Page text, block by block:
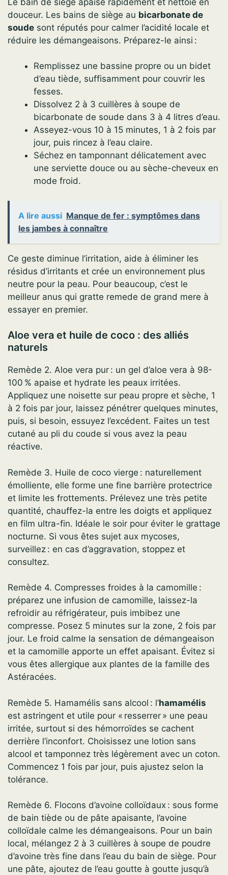
douceur. Les bains de siège au bicarbonate de
soude sont réputés pour calmer l’acidité locale et
réduire les démangeaisons. Préparez-le ainsi :
Remplissez une bassine propre ou un bidet
d’eau tiède, suffisamment pour couvrir les
fesses.
Dissolvez 2 à 3 cuillères à soupe de
bicarbonate de soude dans 3 à 4 litres d’eau.
Asseyez-vous 10 à 15 minutes, 1 à 2 fois par
jour, puis rincez à l’eau claire.
Séchez en tamponnant délicatement avec
une serviette douce ou au sèche-cheveux en
mode froid.
A lire aussi Manque de fer : symptômes dans
les jambes à connaître
Ce geste diminue l’irritation, aide à éliminer les
résidus d’irritants et crée un environnement plus
neutre pour la peau. Pour beaucoup, c’est le
meilleur anus qui gratte remede de grand mere à
essayer en premier.
Aloe vera et huile de coco : des alliés
naturels
Remède 2. Aloe vera pur : un gel d’aloe vera à 98-
100 % apaise et hydrate les peaux irritées.
Appliquez une noisette sur peau propre et sèche, 1
à 2 fois par jour, laissez pénétrer quelques minutes,
puis, si besoin, essuyez l’excédent. Faites un test
cutané au pli du coude si vous avez la peau
réactive.
Remède 3. Huile de coco vierge : naturellement
émolliente, elle forme une fine barrière protectrice
et limite les frottements. Prélevez une très petite
quantité, chauffez-la entre les doigts et appliquez
en film ultra-fin. Idéale le soir pour éviter le grattage
nocturne. Si vous êtes sujet aux mycoses,
surveillez : en cas d’aggravation, stoppez et
consultez.
Remède 4. Compresses froides à la camomille :
préparez une infusion de camomille, laissez-la
refroidir au réfrigérateur, puis imbibez une
compresse. Posez 5 minutes sur la zone, 2 fois par
jour. Le froid calme la sensation de démangeaison
et la camomille apporte un effet apaisant. Évitez si
vous êtes allergique aux plantes de la famille des
Astéracées.
Remède 5. Hamamélis sans alcool : l’hamamélis
est astringent et utile pour « resserrer » une peau
irritée, surtout si des hémorroïdes se cachent
derrière l’inconfort. Choisissez une lotion sans
alcool et tamponnez très légèrement avec un coton.
Commencez 1 fois par jour, puis ajustez selon la
tolérance.
Remède 6. Flocons d’avoine colloïdaux : sous forme
de bain tiède ou de pâte apaisante, l’avoine
colloïdale calme les démangeaisons. Pour un bain
local, mélangez 2 à 3 cuillères à soupe de poudre
d’avoine très fine dans l’eau du bain de siège. Pour
une pâte, ajoutez de l’eau goutte à goutte jusqu’à